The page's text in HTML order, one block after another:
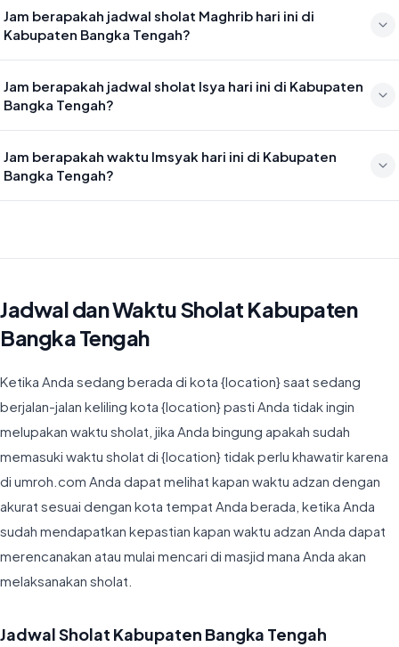
15:25
Jam berapakah jadwal sholat Maghrib hari ini di
Kabupaten Bangka Tengah?
pada 18:04
Jam berapakah jadwal sholat Isya hari ini di Kabupaten
Bangka Tengah?
19:15
Jam berapakah waktu Imsyak hari ini di Kabupaten
Bangka Tengah?
Jadwal dan Waktu Sholat Kabupaten
Bangka Tengah
Ketika Anda sedang berada di kota {location} saat sedang
berjalan-jalan keliling kota {location} pasti Anda tidak ingin
melupakan waktu sholat, jika Anda bingung apakah sudah
memasuki waktu sholat di {location} tidak perlu khawatir karena
di umroh.com Anda dapat melihat kapan waktu adzan dengan
akurat sesuai dengan kota tempat Anda berada, ketika Anda
sudah mendapatkan kepastian kapan waktu adzan Anda dapat
merencanakan atau mulai mencari di masjid mana Anda akan
melaksanakan sholat.
Jadwal Sholat Kabupaten Bangka Tengah